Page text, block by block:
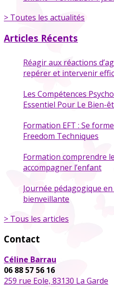
> Toutes les actualités
Articles Récents
Réagir aux réactions
repérer et intervenir
Les Compétences
Essentiel Pour Le Bien-
Formation EFT : Se
Freedom Techniques
Formation comprendre
accompagner l’enfant
Journée pédagogique
bienveillante
> Tous les articles
Contact
Céline Barrau
06 88 57 56 16
259 rue Eole, 83130 La Garde